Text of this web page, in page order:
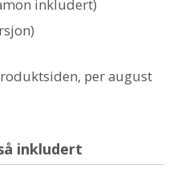
inkludert)
per august
inkludert